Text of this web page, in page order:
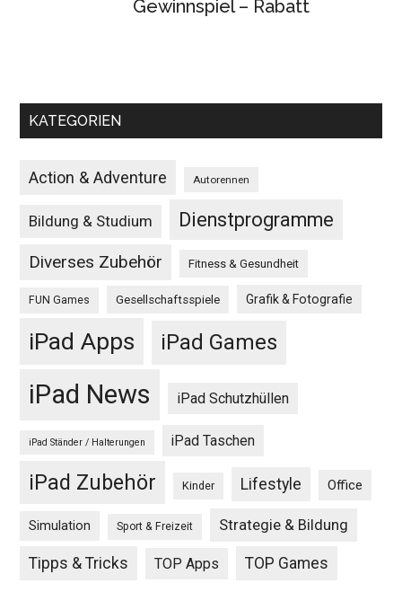
Gewinnspiel – Rabatt
KATEGORIEN
Action & Adventure Autorennen
Bildung & Studium Dienstprogramme
Diverses Zubehör Fitness & Gesundheit
FUN Games Gesellschaftsspiele Grafik & Fotografie
iPad Apps iPad Games
iPad News iPad Schutzhüllen
iPad Ständer / Halterungen iPad Taschen
iPad Zubehör Kinder Lifestyle Office
Simulation Sport & Freizeit Strategie & Bildung
Tipps & Tricks TOP Apps TOP Games